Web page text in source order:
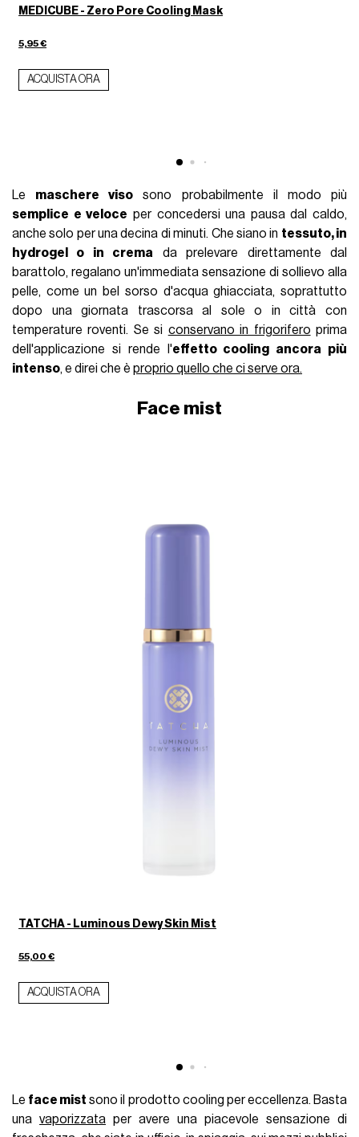
MEDICUBE - Zero Pore Cooling Mask
5,95 €
ACQUISTA ORA
Le maschere viso sono probabilmente il modo più
semplice e veloce per concedersi una pausa dal caldo,
anche solo per una decina di minuti. Che siano in tessuto, in
hydrogel o in crema da prelevare direttamente dal
barattolo, regalano un'immediata sensazione di sollievo alla
pelle, come un bel sorso d'acqua ghiacciata, soprattutto
dopo una giornata trascorsa al sole o in città con
temperature roventi. Se si conservano in frigorifero prima
dell'applicazione si rende l'effetto cooling ancora più
intenso, e direi che èproprio quello che ci serve ora.
Face mist
TATCHA - Luminous Dewy Skin Mist
55,00 €
ACQUISTA ORA
Le face mist sono il prodotto cooling per eccellenza. Basta
unavaporizzata per avere una piacevole sensazione di